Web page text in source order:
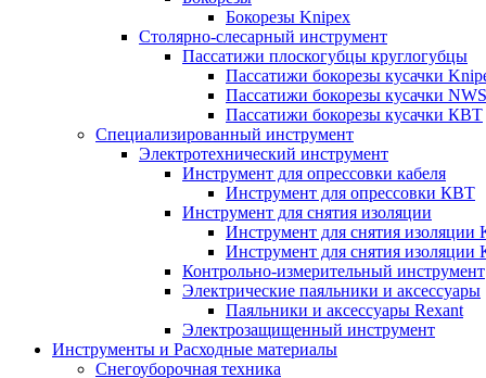
Бокорезы Knipex
Столярно-слесарный инструмент
Пассатижи плоскогубцы круглогубцы
Пассатижи бокорезы кусачки
Пассатижи бокорезы кусачки NWS
Пассатижи бокорезы кусачки КВТ
Специализированный инструмент
Электротехнический инструмент
Инструмент для опрессовки кабеля
Инструмент для опрессовки КВТ
Инструмент для снятия изоляции
Инструмент для снятия изоляции
Инструмент для снятия
Контрольно-измерительный инструмент
Электрические паяльники и аксессуары
Паяльники и аксессуары Rexant
Электрозащищенный инструмент
Инструменты и Расходные материалы
Снегоуборочная техника